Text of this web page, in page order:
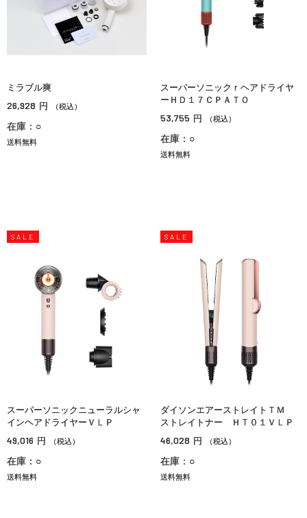
ミラブル爽
26,928 円 （税込）
在庫：○
送料無料
スーパーソニックｒヘアドライヤ
ーＨＤ１７ＣＰＡＴＯ
53,755 円 （税込）
在庫：○
送料無料
SALE
スーパーソニックニューラルシャ
インヘアドライヤーＶＬＰ
49,016 円 （税込）
在庫：○
送料無料
SALE
ダイソンエアーストレイトＴＭ
ストレイトナー ＨＴ０１ＶＬＰ
46,028 円 （税込）
在庫：○
送料無料